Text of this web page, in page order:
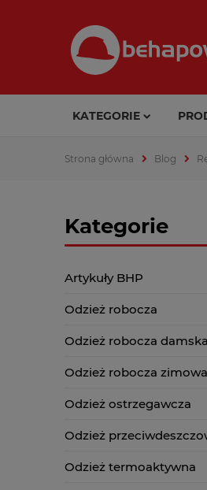
KATEGORIE
Strona główna Blog
Kategorie
Artykuły BHP
Odzież robocza
Odzież robocza damska
Odzież robocza zimowa
Odzież ostrzegawcza
Odzież
Odzież termoaktywna